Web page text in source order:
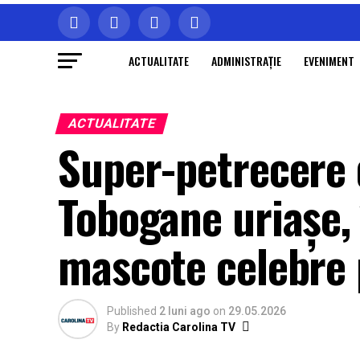
ACTUALITATE ADMINISTRAŢIE EVENIMENT
ACTUALITATE
Super-
Tobogane
mascote
Published 2 luni ago on 29.05.2026
By Redactia Carolina TV